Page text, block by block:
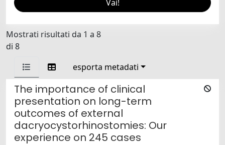
Mostrati risultati da 1 a 8
di 8
esporta metadati
The importance of clinical
presentation on long-term
outcomes of external
dacryocystorhinostomies: Our
experience on 245 cases